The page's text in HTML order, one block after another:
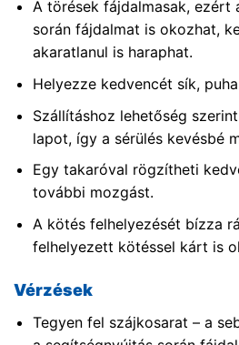
A törések fájdalmasak, ezért
során fájdalmat is okozhat,
akaratlanul is haraphat.
Helyezze kedvencét sík,
Szállításhoz lehetőség
lapot, így a sérülés kevésbé
Egy takaróval rögzítheti
további mozgást.
A kötés felhelyezését bízza
felhelyezett kötéssel kárt is
Vérzések
Tegyen fel szájkosarat – a